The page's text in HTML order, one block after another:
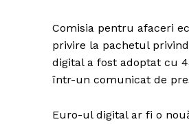
Comisia pentru afaceri
privire la pachetul
digital a fost adoptat cu
într-un comunicat de
Euro-ul digital ar fi o